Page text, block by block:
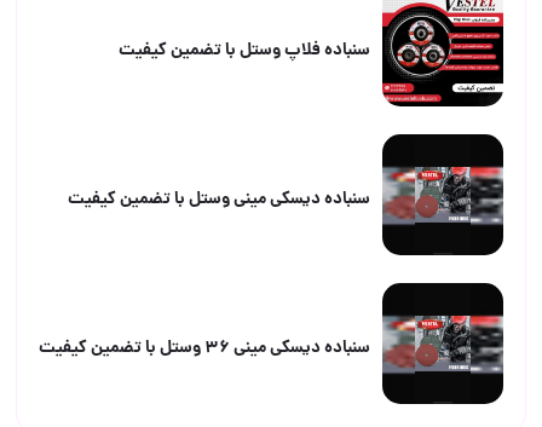
سنباده فلاپ وستل با تضمین کیفیت
سنباده دیسکی مینی وستل با تضمین کیفیت
سنباده دیسکی مینی ۳۶ وستل با تضمین کیفیت